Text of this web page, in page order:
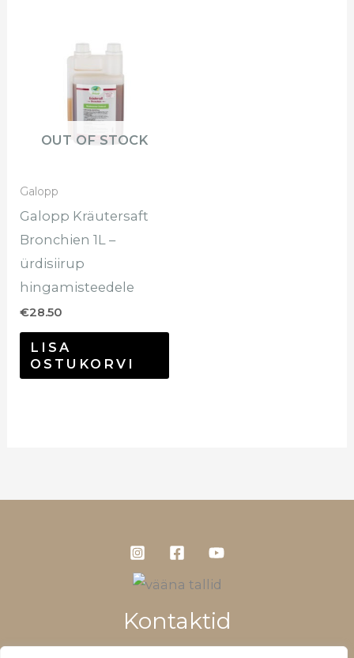
OUT OF STOCK
Galopp
Galopp Kräutersaft
Bronchien 1L –
ürdisiirup
hingamisteedele
€28.50
LISA
OSTUKORVI
Kontaktid